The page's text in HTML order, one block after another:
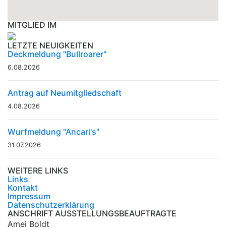
MITGLIED IM
LETZTE NEUIGKEITEN
Deckmeldung "Bullroarer"
6.08.2026
Antrag auf Neumitgliedschaft
4.08.2026
Wurfmeldung "Ancari's"
31.07.2026
WEITERE LINKS
Links
Kontakt
Impressum
Datenschutzerklärung
ANSCHRIFT AUSSTELLUNGSBEAUFTRAGTE
Amei Boldt